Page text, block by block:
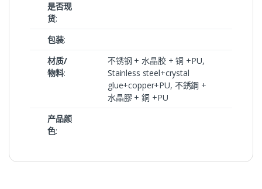
是否现
货:
包装:
材质/
物料:
不锈钢 + 水晶胶 + 铜 +PU,
Stainless steel+crystal
glue+copper+PU, 不銹鋼 +
水晶膠 + 銅 +PU
产品颜
色: